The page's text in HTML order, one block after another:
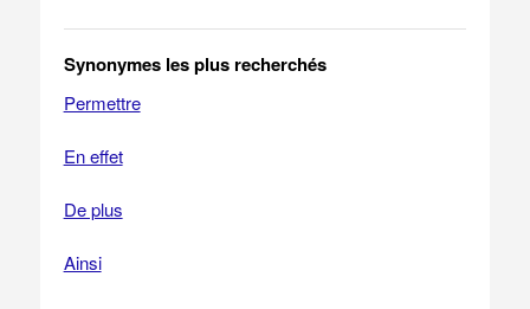
Synonymes les plus recherchés
Permettre
En effet
De plus
Ainsi